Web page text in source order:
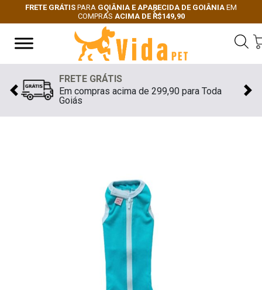
FRETE GRÁTIS PARA GOIÂNIA E APARECIDA DE GOIÂNIA EM
COMPRAS ACIMA DE R$149,90
Previous
Next
FRETE GRÁTIS
Em compras acima de 299,90 para Toda
Goiás
Previous